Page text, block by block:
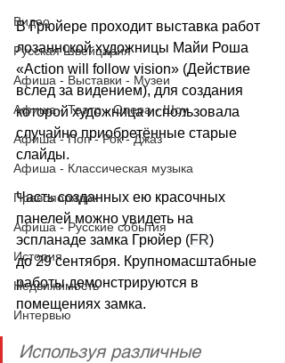
Видео
Русская Швейцария
Афиша - Выставки - Музеи
Афиша - Театр - Опера - Шоу
Афиша - Поп - Рок - Джаз
Афиша - Классическая музыка
Правопорядок
Афиша - Русские события
История
Недвижимость
Интервью
В Грюйере проходит выставка работ
лозаннской художницы Майи Роша
«Action will follow vision» (Действие
вслед за видением), для создания
которой художница использовала
случайно приобретённые старые
слайды.
Часть созданных ею красочных
панелей можно увидеть на
эспланаде замка Грюйер (FR)
до 29 сентября. Крупномасштабные
работы демонстрируются в
помещениях замка.
Используя различные